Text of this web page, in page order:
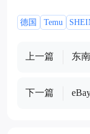
德国 Temu
上一篇
东
下一篇